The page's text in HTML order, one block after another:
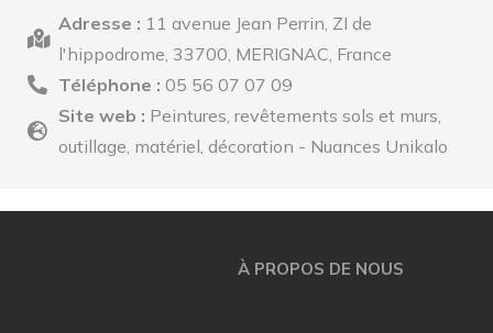
Adresse : 11 avenue Jean Perrin, ZI de
l'hippodrome, 33700, MERIGNAC, France
Téléphone : 05 56 07 07 09
Site web : Peintures, revêtements sols et murs,
outillage, matériel, décoration - Nuances Unikalo
À PROPOS DE NOUS